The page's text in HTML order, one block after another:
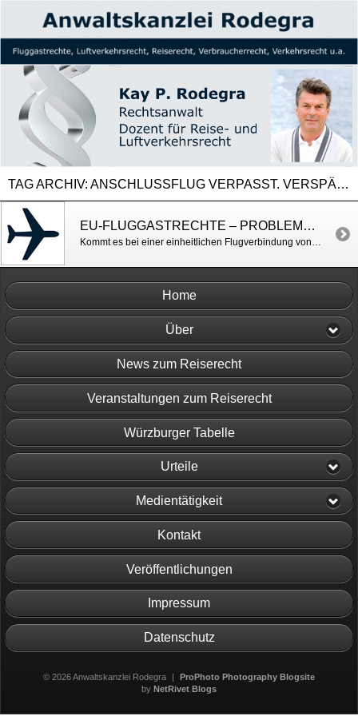
TAG ARCHIV: ANSCHLUSSFLUG VERPASST. VERSPÄTUNG ANSCHLUSSFLUG
EU-FLUGGASTRECHTE – PROBLEME BEIM ANSCHLUSSFLUG
Kommt es bei einer einheitlichen Flugverbindung von einem Flughafen in der EU in einen Drittstaat mit Umsteigen in einem anderen Drittstaat zu einer großen Verspätung bei der Ankunft des zweiten Teilflugs, der von einer Nicht-EU-Airline im Auftrag der Airline des ersten Teilfluges durchgeführt wurde, so ist das Luftfahrtunternehmen, das den ersten Teilflug (Teilstrecke) durchgeführt hat, […]
Home
Über
News zum Reiserecht
Veranstaltungen zum Reiserecht
Würzburger Tabelle
Urteile
Medientätigkeit
Kontakt
Veröffentlichungen
Impressum
Datenschutz
© 2026 Anwaltskanzlei Rodegra |
ProPhoto Photography Blogsite
by NetRivet Blogs